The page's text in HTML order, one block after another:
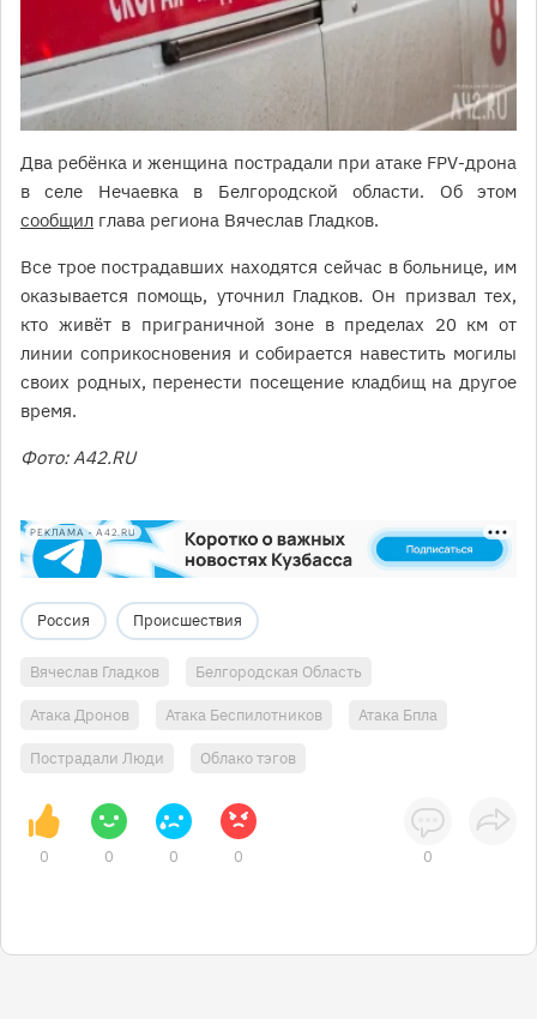
Два ребёнка и женщина пострадали при атаке FPV-дрона
в селе Нечаевка в Белгородской области. Об этом
сообщил глава региона Вячеслав Гладков.
Все трое пострадавших находятся сейчас в больнице, им
оказывается помощь, уточнил Гладков. Он призвал тех,
кто живёт в приграничной зоне в пределах 20 км от
линии соприкосновения и собирается навестить могилы
своих родных, перенести посещение кладбищ на другое
время.
Фото: A42.RU
РЕКЛАМА • A42.RU
Россия Происшествия
Вячеслав Гладков Белгородская Область
Атака Дронов Атака Беспилотников Атака Бпла
Пострадали Люди Облако тэгов
0 0 0 0 0